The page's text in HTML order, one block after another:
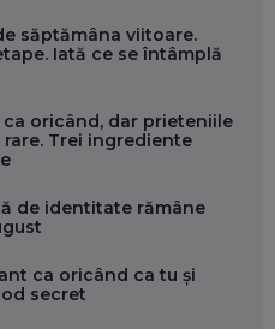
AL KULTH: CUM
CA SĂ ÎȚI DESCHIZI DRUMUL
ȘI CARE SUNT PRIMII PAȘI ÎNTR-O
CU PERMIS”
VREI SUCCES ONLINE?
săptămâna viitoare.
Iată ce se întâmplă
oricând, dar prieteniile
Trei ingrediente
de identitate rămâne
ca oricând ca tu și
secret